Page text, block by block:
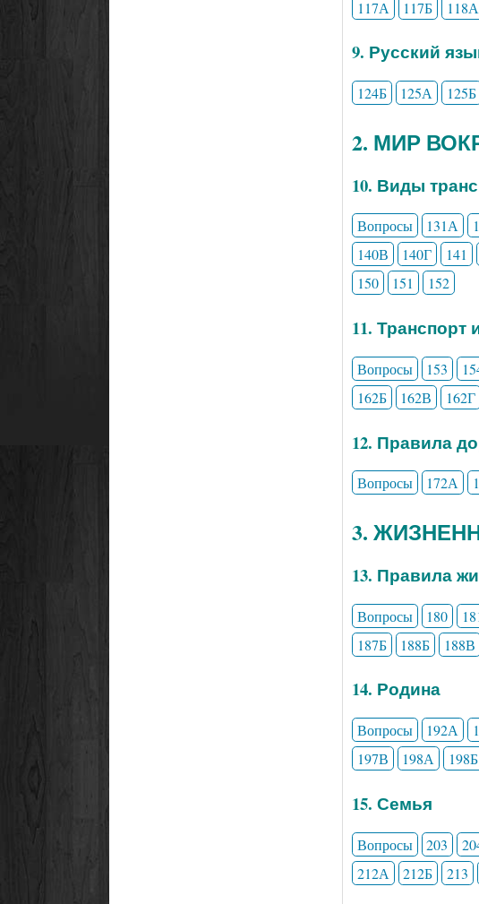
117А
117Б 118А
9. Русский
124Б 125А 125Б
2. МИР
10. Виды
Вопросы 131А
140В
140Г 141
150
151 152
11.
Вопросы 153
162Б
162В 162Г
12. Правила
Вопросы 172А
3.
13. Правила
Вопросы 180
187Б
188Б 188В
14. Родина
Вопросы 192А
197В
198А 198Б
15. Семья
Вопросы 203
212А
212Б 213